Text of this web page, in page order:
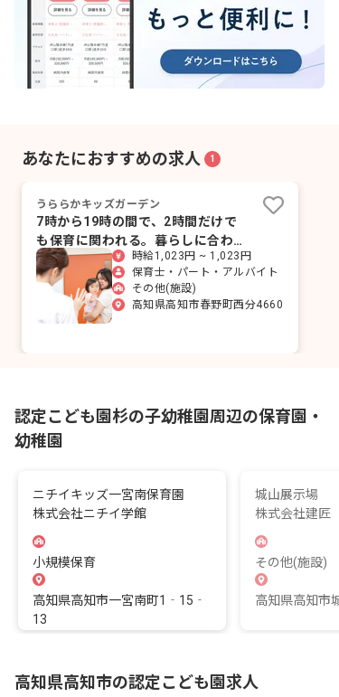
あなたにおすすめの求人 1
うららかキッズガーデン
7時から19時の間で、2時間だけで
も保育に関われる。暮らしに合わせ
て選べる勤務時間です。時給1,023円 ~ 1,023円
保育士・パート・アルバイト
その他(施設)
高知県高知市春野町西分4660
認定こども園杉の子幼稚園周辺の保育園・
幼稚園
ニチイキッズ一宮南保育園
株式会社ニチイ学館
小規模保育
高知県高知市一宮南町1‐15‐
13
城山展示場
株式会社建匠
その他(施設)
高知県高知市
高知県高知市の認定こども園求人